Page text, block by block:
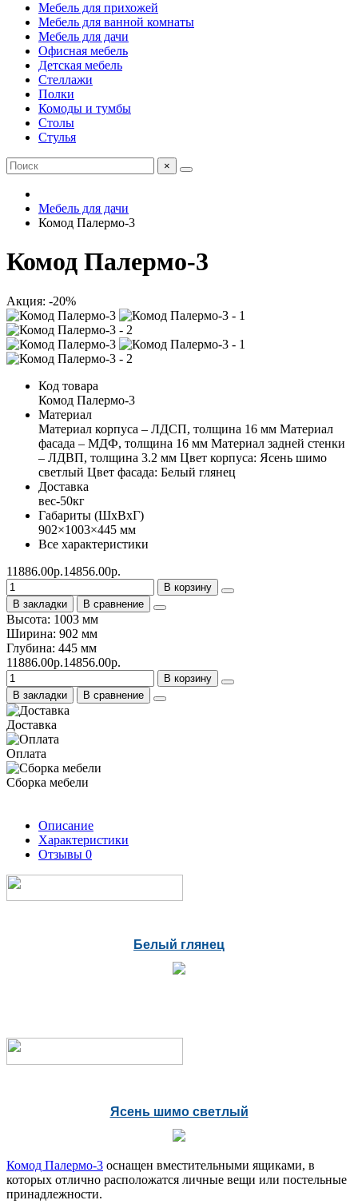
Мебель для прихожей
Мебель для ванной комнаты
Мебель для дачи
Офисная мебель
Детская мебель
Стеллажи
Полки
Комоды и тумбы
Столы
Стулья
×
Мебель для дачи
Комод Палермо-3
Комод Палермо-3
Акция: -20%
Код товара
Комод Палермо-3
Материал
Материал корпуса – ЛДСП, толщина 16 мм Материал
фасада – МДФ, толщина 16 мм Материал задней стенки
– ЛДВП, толщина 3.2 мм Цвет корпуса: Ясень шимо
светлый Цвет фасада: Белый глянец
Доставка
вес-50кг
Габариты (ШхВхГ)
902×1003×445 мм
Все характеристики
11886.00р.14856.00р.
В корзину
В закладки
В сравнение
Высота: 1003 мм
Ширина: 902 мм
Глубина: 445 мм
11886.00р.14856.00р.
В корзину
В закладки
В сравнение
Доставка
Оплата
Сборка мебели
Описание
Характеристики
Отзывы 0
Белый глянец
Ясень шимо светлый
Комод Палермо-3 оснащен вместительными ящиками, в
которых отлично расположатся личные вещи или постельные
принадлежности.